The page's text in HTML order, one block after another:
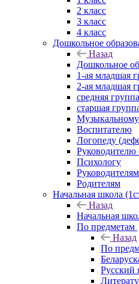
2 класс
3 класс
4 класс
Дошкольное
Назад
Дошкольное
1-ая младшая
2-ая младшая
средняя
старшая
Воспитателю
Логопеду
Руководителю
Психологу
Родителям
Начальная школа
Назад
Начальная
По предметам
Назад
По
Русский